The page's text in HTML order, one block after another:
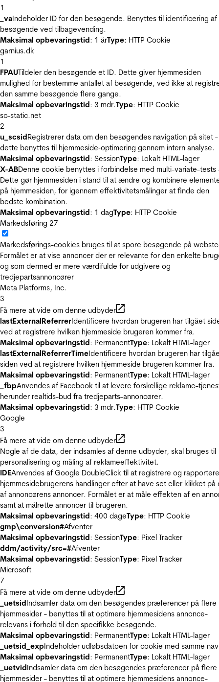
1
_vaIndeholder ID for den besøgende. Benyttes til identificering af
besøgende ved tilbagevending.
Maksimal opbevaringstid: 1 årType: HTTP Cookie
garnius.dk
1
FPAUTildeler den besøgende et ID. Dette giver hjemmesiden
mulighed for bestemme antallet af besøgende, ved ikke at
den samme besøgende flere gange.
Maksimal opbevaringstid: 3 mdr.Type: HTTP Cookie
sc-static.net
2
u_scsidRegistrerer data om den besøgendes navigation på sitet -
dette benyttes til hjemmeside‐optimering gennem intern analyse.
Maksimal opbevaringstid: SessionType: Lokalt HTML-lager
X-ABDenne cookie benyttes i forbindelse med multi-variate-tests
Dette gør hjemmesiden i stand til at ændre og kombinere
på hjemmesiden, for igennem effektivitetsmålinger at finde den
bedste kombination.
Maksimal opbevaringstid: 1 dagType: HTTP Cookie
Markedsføring 27
Markedsførings-cookies bruges til at spore besøgende på
Formålet er at vise annoncer der er relevante for den enkelte
og som dermed er mere værdifulde for udgivere og
tredjepartsannoncører
Meta Platforms, Inc.
3
Få mere at vide om denne udbyder
lastExternalReferrerIdentificere hvordan brugeren har tilgået
ved at registrere hvilken hjemmeside brugeren kommer fra.
Maksimal opbevaringstid: PermanentType: Lokalt HTML-lager
lastExternalReferrerTimeIdentificere hvordan brugeren har
siden ved at registrere hvilken hjemmeside brugeren kommer fra.
Maksimal opbevaringstid: PermanentType: Lokalt HTML-lager
_fbpAnvendes af Facebook til at levere forskellige reklame-
herunder realtids-bud fra tredjeparts-annoncører.
Maksimal opbevaringstid: 3 mdr.Type: HTTP Cookie
Google
3
Få mere at vide om denne udbyder
Nogle af de data, der indsamles af denne udbyder, skal bruges til
personalisering og måling af reklameeffektivitet.
IDEAnvendes af Google DoubleClick til at registrere og
hjemmesidebrugerens handlinger efter at have set eller klikket på
af annoncørens annoncer. Formålet er at måle effekten af en
samt at målrette annoncer til brugeren.
Maksimal opbevaringstid: 400 dageType: HTTP Cookie
gmp\conversion#Afventer
Maksimal opbevaringstid: SessionType: Pixel Tracker
ddm/activity/src=#Afventer
Maksimal opbevaringstid: SessionType: Pixel Tracker
Microsoft
7
Få mere at vide om denne udbyder
_uetsidIndsamler data om den besøgendes præferencer på flere
hjemmesider - benyttes til at optimere hjemmesidens annonce-
relevans i forhold til den specifikke besøgende.
Maksimal opbevaringstid: PermanentType: Lokalt HTML-lager
_uetsid_expIndeholder udløbsdatoen for cookie med samme
Maksimal opbevaringstid: PermanentType: Lokalt HTML-lager
_uetvidIndsamler data om den besøgendes præferencer på flere
hjemmesider - benyttes til at optimere hjemmesidens annonce-